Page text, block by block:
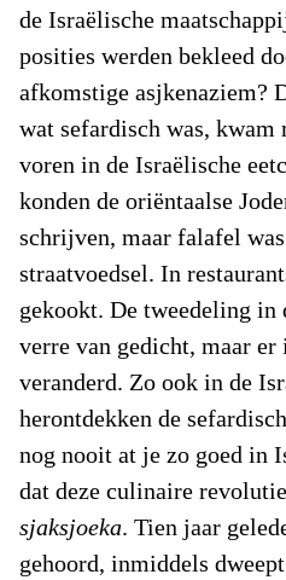
de Israëlische
posities werden bekleed
afkomstige asjkenaziem?
wat sefardisch was, kwam
voren in de Israëlische
konden de oriëntaalse
schrijven, maar falafel
straatvoedsel. In
gekookt. De tweedeling in
verre van gedicht, maar
veranderd. Zo ook in de
herontdekken de
nog nooit at je zo goed in
dat deze culinaire
sjaksjoeka. Tien jaar
gehoord, inmiddels